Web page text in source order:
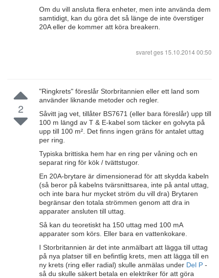
Om du vill ansluta flera enheter, men inte använda dem
samtidigt, kan du göra det så länge de inte överstiger
20A eller de kommer att köra breakern.
svaret ges 15.10.2014 00:50
2
"Ringkrets" föreslår Storbritannien eller ett land som
använder liknande metoder och regler.
Såvitt jag vet, tillåter BS7671 (eller bara föreslår) upp till
100 m längd av T & E-kabel som täcker en golvyta på
upp till 100 m². Det finns ingen gräns för antalet uttag
per ring.
Typiska brittiska hem har en ring per våning och en
separat ring för kök / tvättstugor.
En 20A-brytare är dimensionerad för att skydda kabeln
(så beror på kabelns tvärsnittsarea, inte på antal uttag,
och inte bara hur mycket ström du vill dra) Brytaren
begränsar den totala strömmen genom att dra in
apparater ansluten till uttag.
Så kan du teoretiskt ha 150 uttag med 100 mA
apparater som körs. Eller bara en vattenkokare.
I Storbritannien är det inte anmälbart att lägga till uttag
på nya platser till en befintlig krets, men att lägga till en
ny krets (ring eller radial) skulle anmälas under Del P -
så du skulle säkert betala en elektriker för att göra